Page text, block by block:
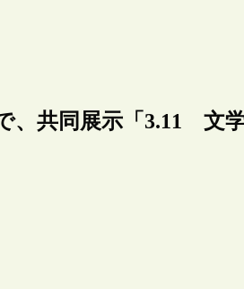
、共同展示「3.11 文